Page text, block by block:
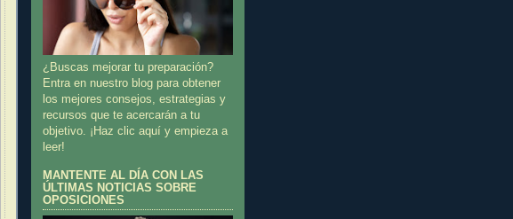
¿Buscas mejorar tu preparación?
Entra en nuestro blog para obtener
los mejores consejos, estrategias y
recursos que te acercarán a tu
objetivo. ¡Haz clic aquí y empieza a
leer!
MANTENTE AL DÍA CON LAS
ÚLTIMAS NOTICIAS SOBRE
OPOSICIONES